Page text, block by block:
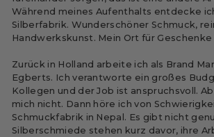
Während meines Aufenthalts entdecke
Silberfabrik. Wunderschöner Schmuck,
Handwerkskunst. Mein Ort für
Zurück in Holland arbeite ich als Brand
Egberts. Ich verantworte ein großes
Kollegen und der Job ist anspruchsvoll.
mich nicht. Dann höre ich von
Schmuckfabrik in Nepal. Es gibt nicht
Silberschmiede stehen kurz davor, ihre